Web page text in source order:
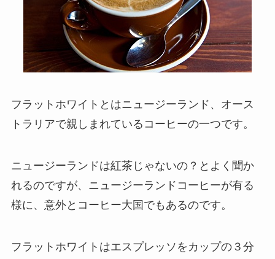
フラットホワイトとはニュージーランド、オース
トラリアで親しまれているコーヒーの一つです。
ニュージーランドは紅茶じゃないの？とよく聞か
れるのですが、ニュージーランドコーヒーが有る
様に、意外とコーヒー大国でもあるのです。
フラットホワイトはエスプレッソをカップの３分